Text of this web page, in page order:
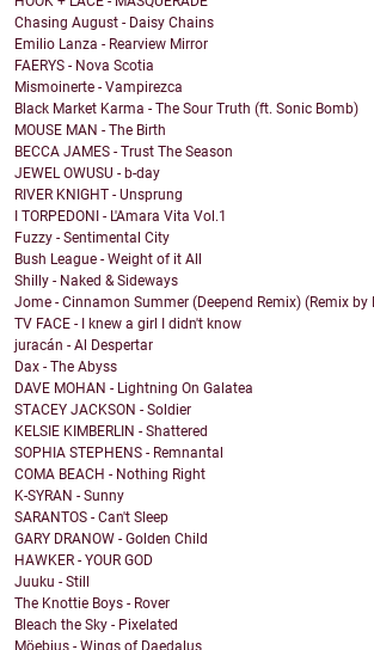
Chasing August - Daisy Chains
Emilio Lanza - Rearview Mirror
FAERYS - Nova Scotia
Mismoinerte - Vampirezca
Black Market Karma - The Sour Truth (ft. Sonic Bomb)
MOUSE MAN - The Birth
BECCA JAMES - Trust The Season
JEWEL OWUSU - b-day
RIVER KNIGHT - Unsprung
I TORPEDONI - L'Amara Vita Vol.1
Fuzzy - Sentimental City
Bush League - Weight of it All
Shilly - Naked & Sideways
Jome - Cinnamon Summer (Deepend Remix) (Remix by
TV FACE - I knew a girl I didn't know
juracán - Al Despertar
Dax - The Abyss
DAVE MOHAN - Lightning On Galatea
STACEY JACKSON - Soldier
KELSIE KIMBERLIN - Shattered
SOPHIA STEPHENS - Remnantal
COMA BEACH - Nothing Right
K-SYRAN - Sunny
SARANTOS - Can't Sleep
GARY DRANOW - Golden Child
HAWKER - YOUR GOD
Juuku - Still
The Knottie Boys - Rover
Bleach the Sky - Pixelated
Möebius - Wings of Daedalus